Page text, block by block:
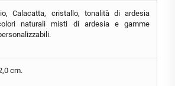
Calacatta, cristallo, tonalità di ardesia
naturali misti di ardesia e gamme
cm.